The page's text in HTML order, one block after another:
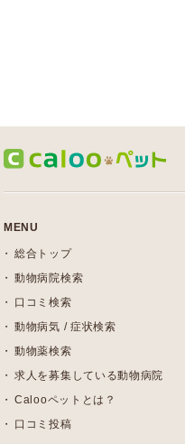
MENU
総合トップ
動物病院検索
口コミ検索
動物病気 / 症状検索
動物薬検索
求人を募集している動物病院
Calooペットとは？
口コミ投稿